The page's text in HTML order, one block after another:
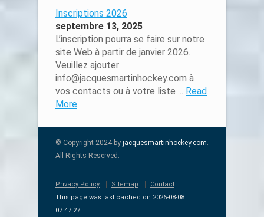
Inscriptions 2026
septembre 13, 2025
L’inscription pourra se faire sur notre
site Web à partir de janvier 2026.
Veuillez ajouter
info@jacquesmartinhockey.com à
vos contacts ou à votre liste ... Read
More
© Copyright 2024 by jacquesmartinhockey.com.
All Rights Reserved.
Privacy Policy Sitemap
Contact
This page was last cached on 2026-08-08
07:47:27